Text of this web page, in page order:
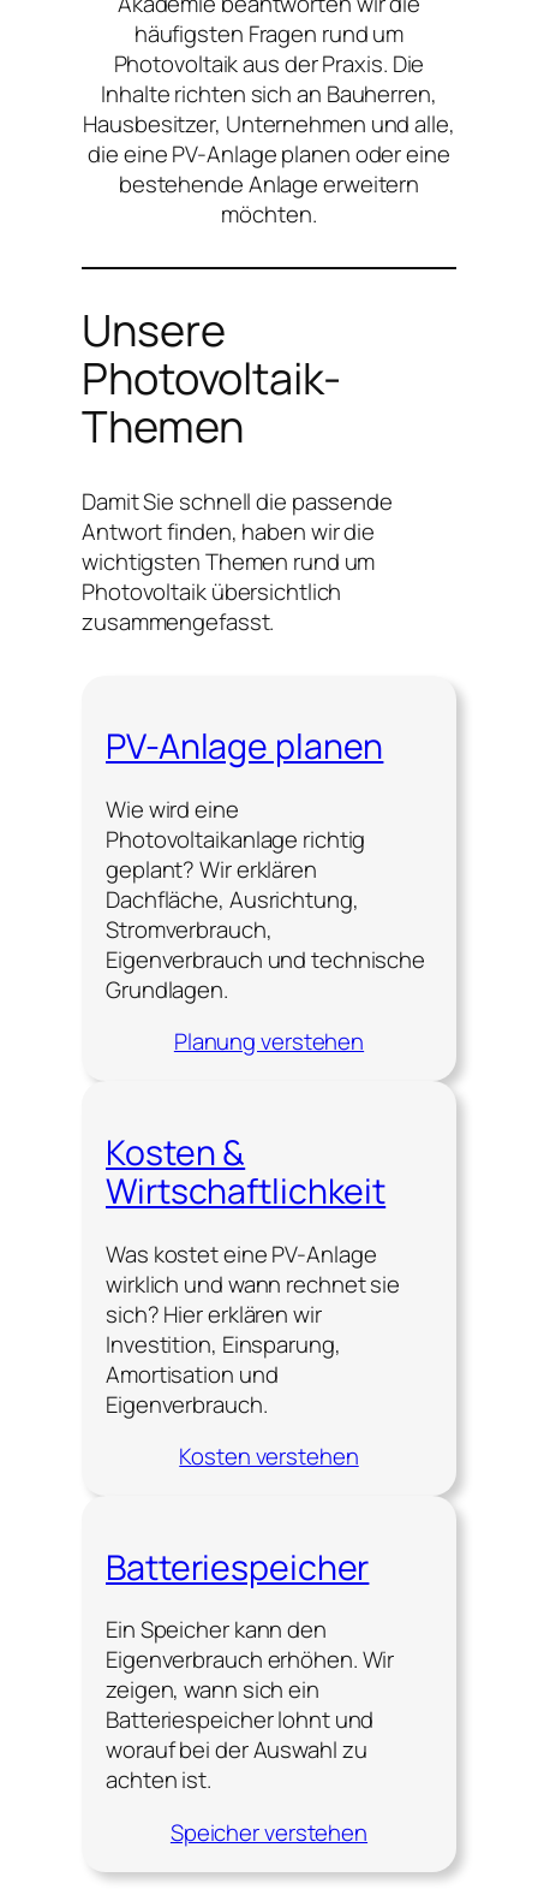
häufigsten Fragen rund um
Photovoltaik aus der Praxis. Die
Inhalte richten sich an Bauherren,
Hausbesitzer, Unternehmen und alle,
die eine PV-Anlage planen oder eine
bestehende Anlage erweitern
möchten.
Unsere
Photovoltaik-
Themen
Damit Sie schnell die passende
Antwort finden, haben wir die
wichtigsten Themen rund um
Photovoltaik übersichtlich
zusammengefasst.
PV-Anlage planen
Wie wird eine
Photovoltaikanlage richtig
geplant? Wir erklären
Dachfläche, Ausrichtung,
Stromverbrauch,
Eigenverbrauch und technische
Grundlagen.
Planung verstehen
Kosten &
Wirtschaftlichkeit
Was kostet eine PV-Anlage
wirklich und wann rechnet sie
sich? Hier erklären wir
Investition, Einsparung,
Amortisation und
Eigenverbrauch.
Kosten verstehen
Batteriespeicher
Ein Speicher kann den
Eigenverbrauch erhöhen. Wir
zeigen, wann sich ein
Batteriespeicher lohnt und
worauf bei der Auswahl zu
achten ist.
Speicher verstehen